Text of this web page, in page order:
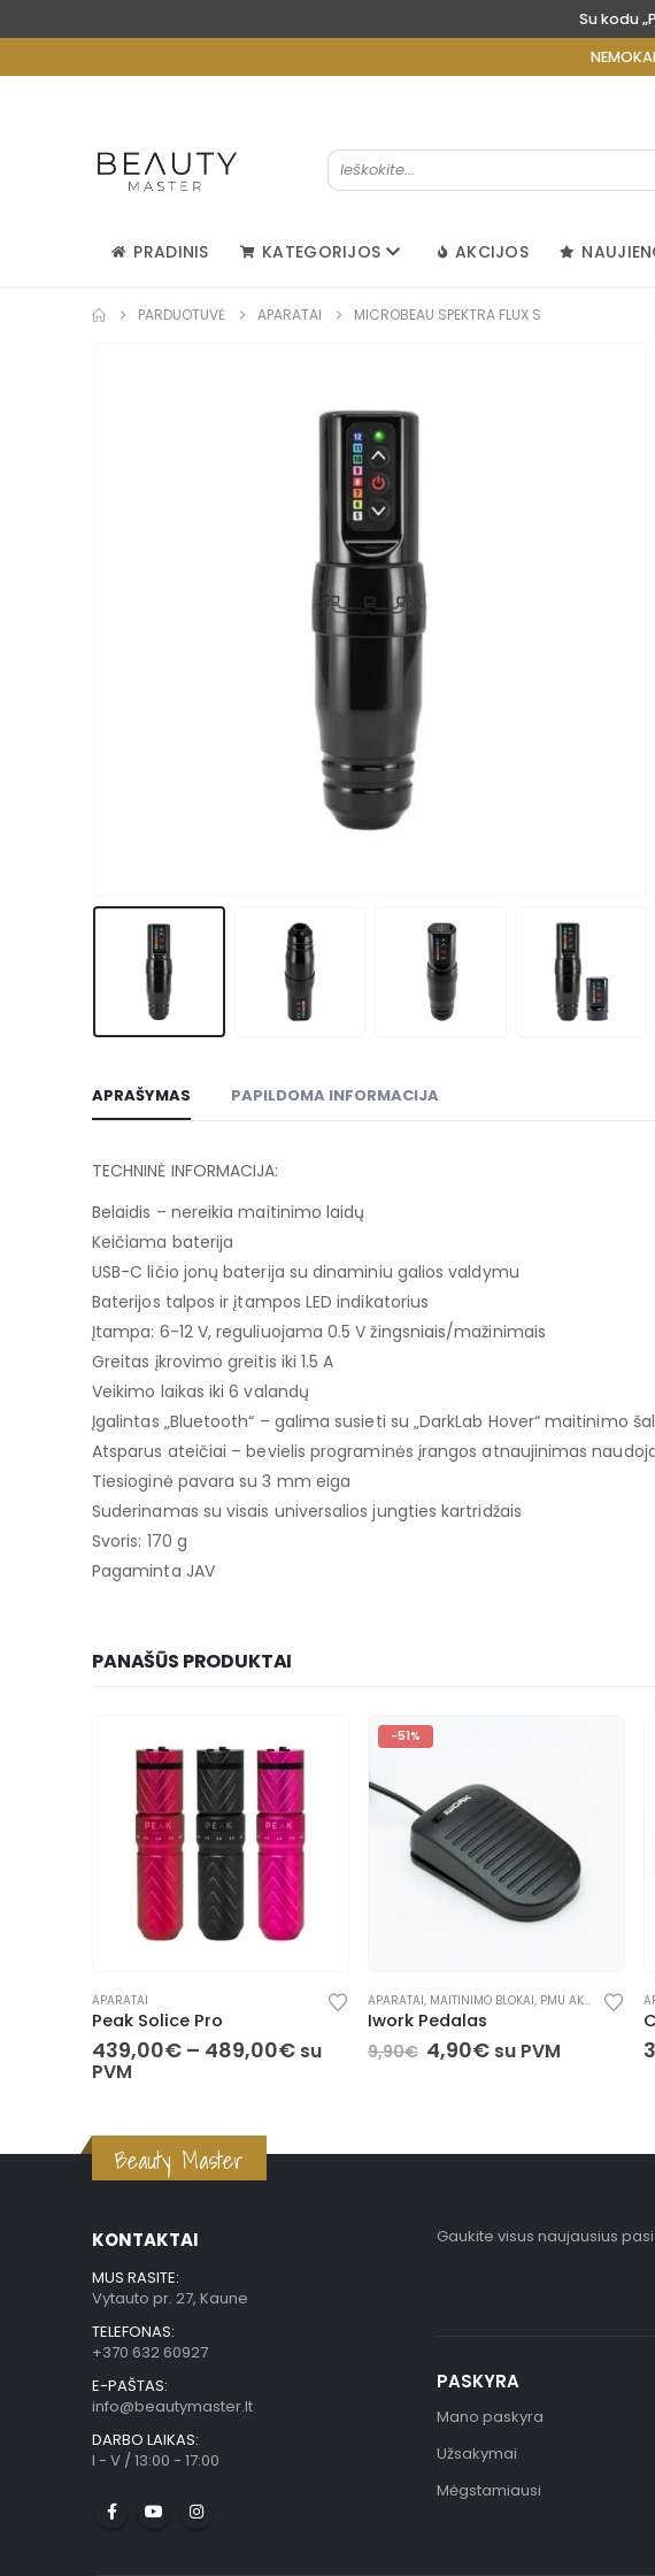
Su kodu
PRADINIS KATEGORIJOS AKCIJOS
PARDUOTUVĖ APARATAI MICROBEAU SPEKTRA FLUX S
APRAŠYMAS PAPILDOMA INFORMACIJA
TECHNINĖ INFORMACIJA:
Belaidis – nereikia maitinimo laidų
Keičiama baterija
USB-C ličio jonų baterija su dinaminiu galios valdymu
Baterijos talpos ir įtampos LED indikatorius
Įtampa: 6-12 V, reguliuojama 0.5 V žingsniais/mažinimais
Greitas įkrovimo greitis iki 1.5 A
Veikimo laikas iki 6 valandų
Įgalintas „Bluetooth“ – galima susieti su „DarkLab Hover“ maitinimo
Atsparus ateičiai – bevielis programinės įrangos atnaujinimas
Tiesioginė pavara su 3 mm eiga
Suderinamas su visais universalios jungties kartridžais
Svoris: 170 g
Pagaminta JAV
PANAŠŪS PRODUKTAI
APARATAI
Peak Solice Pro
439,00€ – 489,00€ su
PVM
-51%
APARATAI, MAITINIMO BLOKAI, PMU AKSESUARAI ,
Iwork Pedalas
9,90€ 4,90€ su PVM
Beauty Master
KONTAKTAI
MUS RASITE:
Vytauto pr. 27, Kaune
TELEFONAS:
+370 632 60927
E-PAŠTAS:
info@beautymaster.lt
DARBO LAIKAS:
I - V / 13:00 - 17:00
Gaukite visus naujausius
PASKYRA
Mano paskyra
Užsakymai
Mėgstamiausi